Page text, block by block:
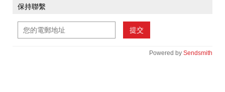
保持聯繫
提交
Powered by Sendsmith